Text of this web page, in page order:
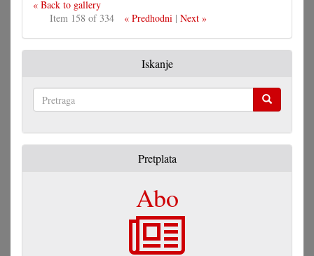
« Back to gallery
Item 158 of 334
« Predhodni| Next »
Iskanje
Pretplata
Abo